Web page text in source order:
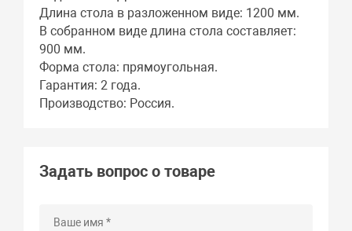
Длина стола в разложенном виде: 1200 мм.
В собранном виде длина стола составляет:
900 мм.
Форма стола: прямоугольная.
Гарантия: 2 года.
Производство: Россия.
Задать вопрос о товаре